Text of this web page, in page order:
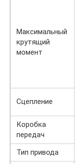
Максимальный
крутящий
момент
Сцепление
Коробка
передач
Тип привода